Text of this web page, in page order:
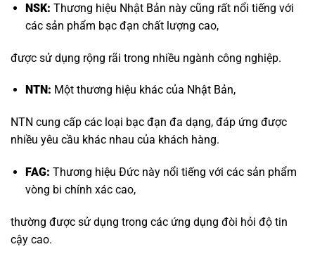
NSK: Thương hiệu Nhật Bản này cũng rất nổi tiếng với
các sản phẩm bạc đạn chất lượng cao,
được sử dụng rộng rãi trong nhiều ngành công nghiệp.
NTN: Một thương hiệu khác của Nhật Bản,
NTN cung cấp các loại bạc đạn đa dạng, đáp ứng được
nhiều yêu cầu khác nhau của khách hàng.
FAG: Thương hiệu Đức này nổi tiếng với các sản phẩm
vòng bi chính xác cao,
thường được sử dụng trong các ứng dụng đòi hỏi độ tin
cậy cao.